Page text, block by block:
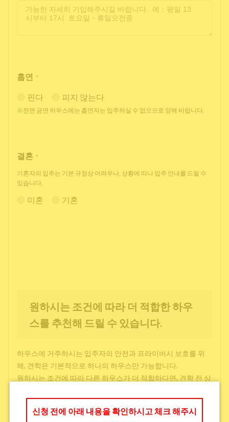
흡연 *
핀다 피지 않는다
※전면 금연 하우스에는 흡연자는 입주하실 수 없으므로 양해 바랍니다.
결혼 *
기혼자의 입주는 기본 규정상 어려우나, 상황에 따나 입주 안내를 드릴 수
있습니다.
미혼 기혼
원하시는 조건에 따라 더 적합한 하우
스를 추천해 드릴 수 있습니다.
하우스에 거주하시는 입주자의 안전과 프라이버시 보호를 위
해, 견학은 기본적으로 하나의 하우스만 가능합니다.
원하시는 조건에 따라 다른 하우스가 더 적합하다면, 견학 전 상
신청 전에 아래 내용을 확인하시고 체크 해주시